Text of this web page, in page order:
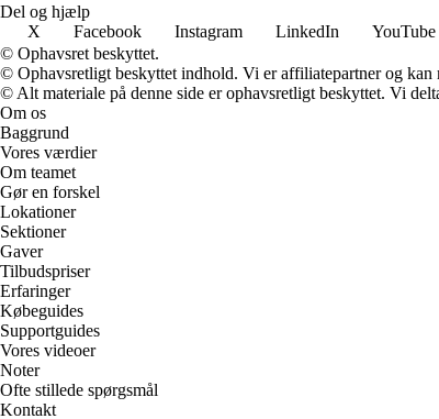
Del og hjælp
X
Facebook Instagram LinkedIn YouTube
© Ophavsret beskyttet.
© Ophavsretligt beskyttet indhold. Vi er affiliatepartner og
© Alt materiale på denne side er ophavsretligt beskyttet. Vi
Om os
Baggrund
Vores værdier
Om teamet
Gør en forskel
Lokationer
Sektioner
Gaver
Tilbudspriser
Erfaringer
Købeguides
Supportguides
Vores videoer
Noter
Ofte stillede spørgsmål
Kontakt